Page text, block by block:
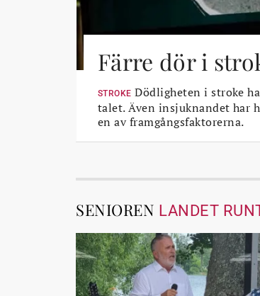
Färre dör i
STROKE Dödligheten i stroke
talet. Även insjuknandet har
en av framgångsfaktorerna.
SENIOREN LANDET